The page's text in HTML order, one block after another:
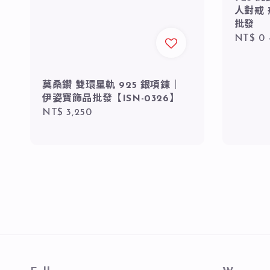
莫桑鑽 雙環星軌 925 銀項鍊｜
伊姿寶飾品批發【ISN-0326】
Regular
NT$ 3,250
人對戒
批發
NT$ 0